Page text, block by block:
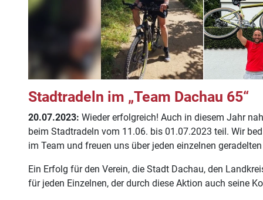
Stadtradeln im „Team Dachau 65“
20.07.2023: Wieder erfolgreich! Auch in diesem Jahr
beim Stadtradeln vom 11.06. bis 01.07.2023 teil. Wir
im Team und freuen uns über jeden einzelnen
Ein Erfolg für den Verein, die Stadt Dachau, den
für jeden Einzelnen, der durch diese Aktion auch seine